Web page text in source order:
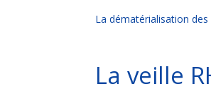
La dématérialisation des
La veille